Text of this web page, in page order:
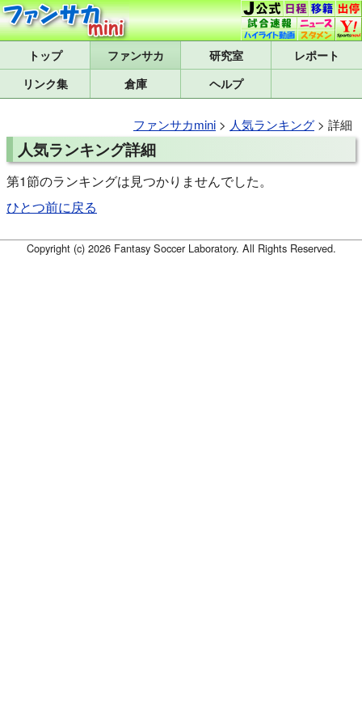
トップ 研究室
レポート
リンク集
倉庫 ヘルプ
ファンサカmini > 人気ランキング > 詳細
人気ランキング詳細
第1節のランキングは見つかりませんでした。
ひとつ前に戻る
Copyright (c) 2026 Fantasy Soccer Laboratory. All Rights Reserved.